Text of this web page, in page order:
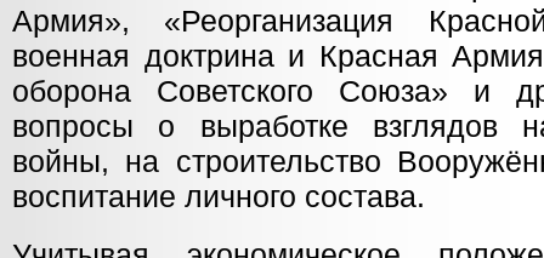
Армия», «Реорганизация
военная доктрина и Красная
оборона Советского Союза» и
вопросы о выработке взглядов
войны, на строительство
воспитание личного состава.